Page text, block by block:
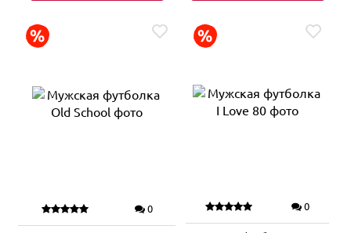
0 0